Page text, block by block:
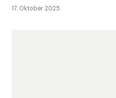
17. Oktober 2025